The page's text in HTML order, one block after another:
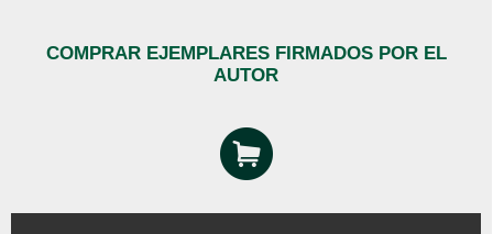
COMPRAR EJEMPLARES FIRMADOS POR EL
AUTOR